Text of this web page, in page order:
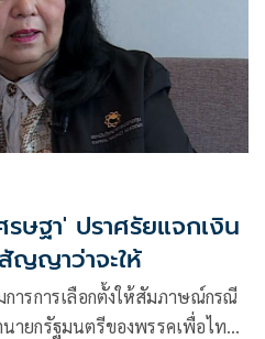
ษฐา' ปราศรัยแจกเงิน
ญญาว่าจะให้
ารการเลือกตั้ง​ให้สัมภาษณ์กรณี
ายกรัฐมนตรีของพรรคเพื่อไทย​